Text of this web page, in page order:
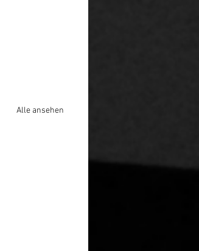
Alle ansehen